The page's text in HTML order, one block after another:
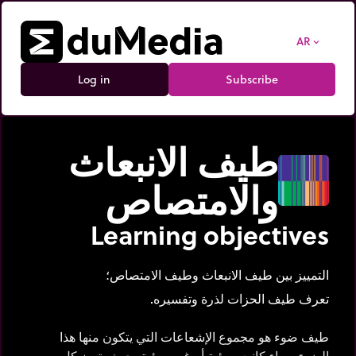
AR expand_more
Log in Subscribe
طيف الانبعاث
والامتصاص
Learning objectives
التمييز بين طيف الانبعاث وطيف الامتصاص؛
تعرف طيف الحزات لذرة وتفسيره.
طيف ضوء هو مجموع الإشعاعات التي يتكون منها هذا